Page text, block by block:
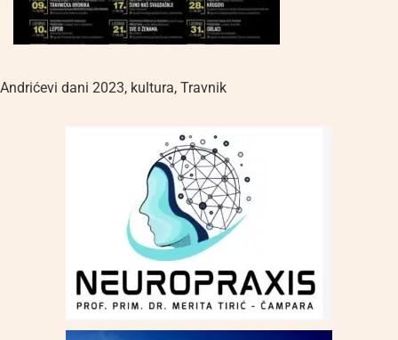
Andrićevi dani 2023, kultura, Travnik